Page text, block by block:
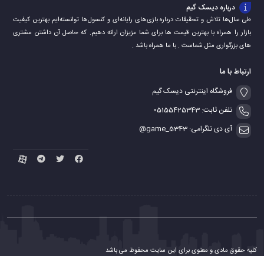
درباره دیسک گیم
طی سال‌ها تلاش و تحقیقات درباره بازی‌های رایانه‌ای و کنسول‌ها توانسته‌ایم بهترین کیفیت
بازار را همراه با بهترین قیمت ها برای شما عزیزان ارائه دهیم. که حاصل آن داشتن مشتری
های بزرگواری مثل شماست . با ما همراه باشد .
ارتباط با ما
فروشگاه اینترنتی دیسک گیم
تلفن ثابت: 05155425343
آی دی تلگرامی: game_5343@
کلیه حقوق مادی و معنوی برای این سایت محفوظ می باشد